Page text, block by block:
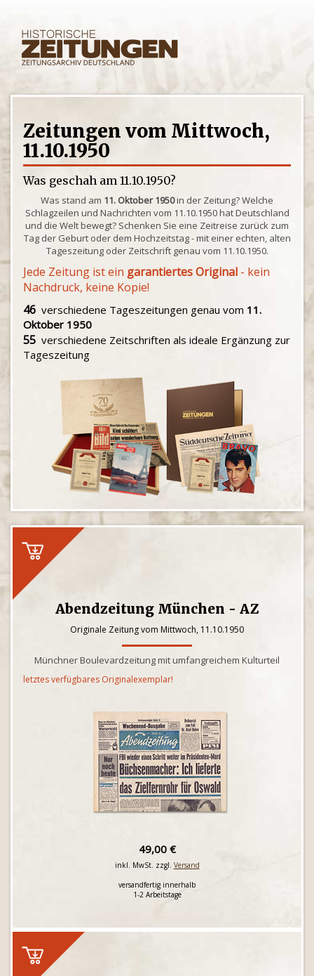
Zeitungen vom Mittwoch,
11.10.1950
Was geschah am 11.10.1950?
Was stand am 11. Oktober 1950in der Zeitung? Welche
Schlagzeilen und Nachrichten vom 11.10.1950 hat Deutschland
und die Welt bewegt? Schenken Sie eine Zeitreise zurück zum
Tag der Geburt oder dem Hochzeitstag - mit einer echten, alten
Tageszeitung oder Zeitschrift genau vom 11.10.1950.
Jede Zeitung ist ein garantiertes Original - kein
Nachdruck, keine Kopie!
46 verschiedene Tageszeitungen genau vom 11.
Oktober 1950
55 verschiedene Zeitschriften als ideale Ergänzung zur
Tageszeitung
Abendzeitung München - AZ
Originale Zeitung vom Mittwoch, 11.10.1950
Münchner Boulevardzeitung mit umfangreichem Kulturteil
letztes verfügbares Originalexemplar!
49,00 €
inkl. MwSt. zzgl. Versand
versandfertig innerhalb
1-2 Arbeitstage